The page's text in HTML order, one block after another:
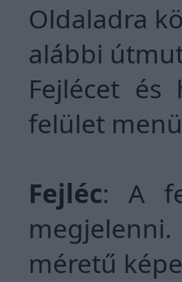
Oldaladra
alábbi
Fejlécet és
felület
Fejléc: A
méretű